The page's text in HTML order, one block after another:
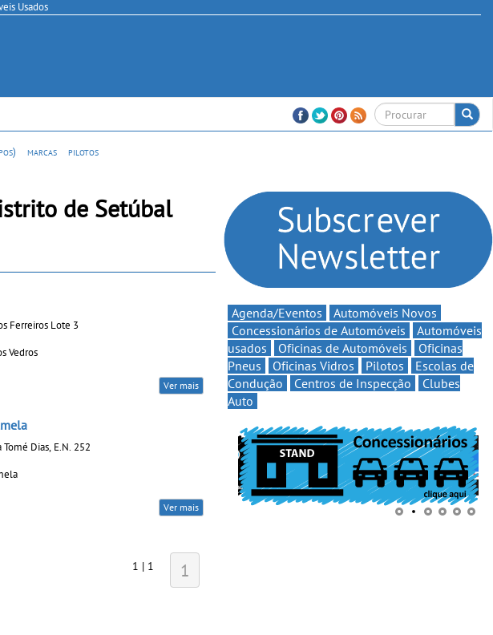
Usados
marcas
pilotos
de Setúbal
Ferreiros Lote 3
Vedros
Ver mais
Tomé Dias, E.N. 252
Ver mais
1 | 1 1
Agenda/Eventos
Automóveis Novos
Concessionários de Automóveis
Automóveis
usados
Oficinas de Automóveis
Oficinas
Pneus
Oficinas Vidros Pilotos
Escolas de
Condução
Centros de Inspecção
Clubes
Auto